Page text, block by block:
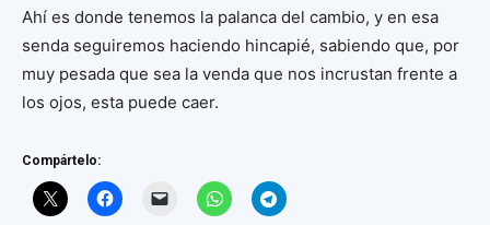
Ahí es donde tenemos la palanca del cambio, y en esa
senda seguiremos haciendo hincapié, sabiendo que, por
muy pesada que sea la venda que nos incrustan frente a
los ojos, esta puede caer.
Compártelo: